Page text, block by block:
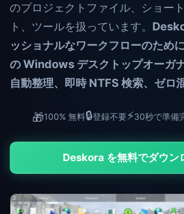
のプロジェクトファイル、ショー
ト、ツールを扱っています。
ッショナルなワークフローのため
の Windows デスクトップオーガ
自動整理、即時 NTFS 検索、ゼロ混
🎁100% 無料🔒登録不要⚡30秒で準備
Deskora を無料でダウン